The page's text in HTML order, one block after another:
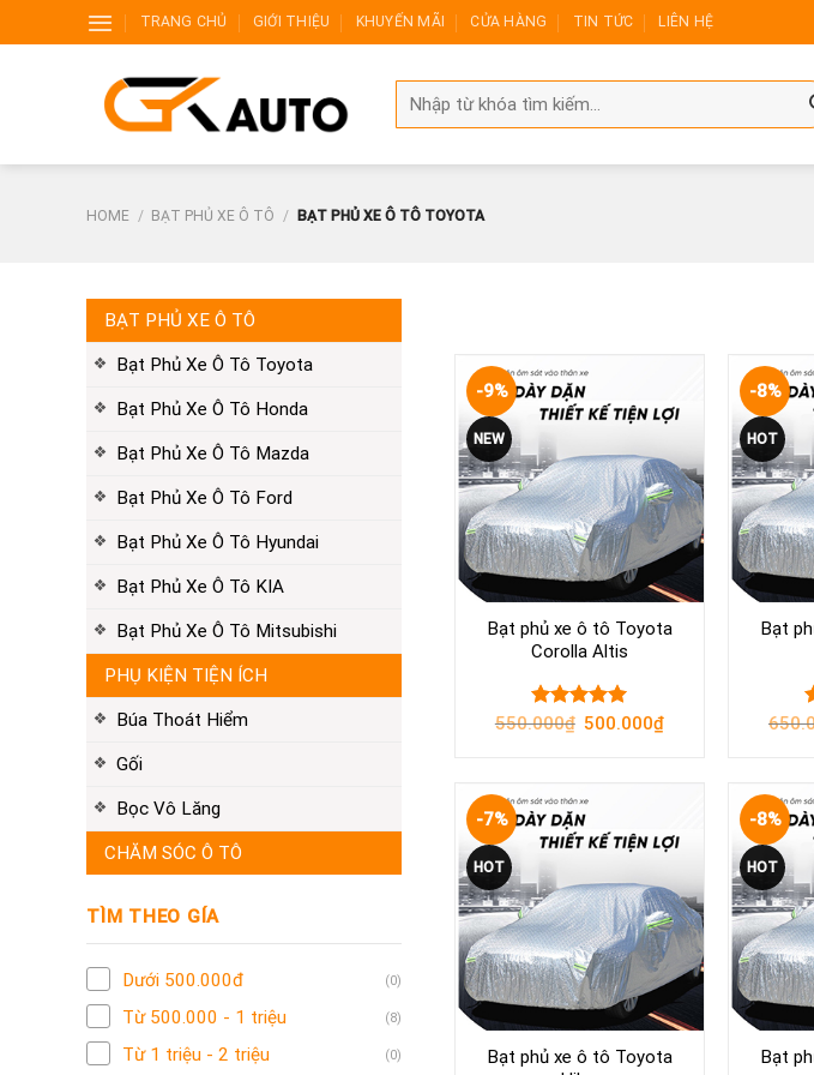
to
TRANG CHỦ GIỚI THIỆU KHUYẾN MÃI CỬA HÀNG TIN TỨC LIÊN HỆ
for:
HOME / BẠT PHỦ XE Ô TÔ / BẠT PHỦ XE Ô TÔ TOYOTA
BẠT PHỦ XE Ô TÔ
Bạt Phủ Xe Ô Tô Toyota
Bạt Phủ Xe Ô Tô Honda
Bạt Phủ Xe Ô Tô Mazda
Bạt Phủ Xe Ô Tô Ford
Bạt Phủ Xe Ô Tô Hyundai
Bạt Phủ Xe Ô Tô KIA
Bạt Phủ Xe Ô Tô Mitsubishi
PHỤ KIỆN TIỆN ÍCH
Búa Thoát Hiểm
Gối
Bọc Vô Lăng
CHĂM SÓC Ô TÔ
TÌM THEO GÍA
Dưới 500.000đ (0)
Từ 500.000 - 1 triệu (8)
Từ 1 triệu - 2 triệu (0)
-9%
NEW
Bạt phủ xe ô tô Toyota
Corolla Altis
Rated5.00
550.000₫ Original
500.000₫Current
-8%
HOT
Bạt
-7%
HOT
Bạt phủ xe ô tô Toyota
-8%
HOT
Bạt